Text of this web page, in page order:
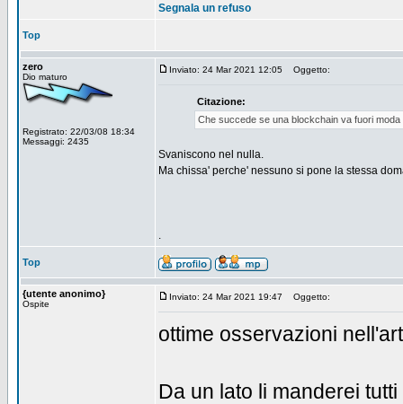
Segnala un refuso
Top
zero
Dio maturo
Registrato: 22/03/08 18:34
Messaggi: 2435
Inviato: 24 Mar 2021 12:05 Oggetto:
Citazione:
Che succede se una blockchain va fuori
Svaniscono nel nulla.
Ma chissa' perche' nessuno si pone la stessa
.
Top
{utente anonimo}
Ospite
Inviato: 24 Mar 2021 19:47 Oggetto:
ottime osservazioni
Da un lato li manderei